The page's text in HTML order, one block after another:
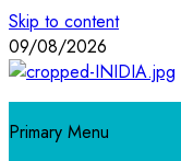
Skip to content
09/08/2026
Primary Menu